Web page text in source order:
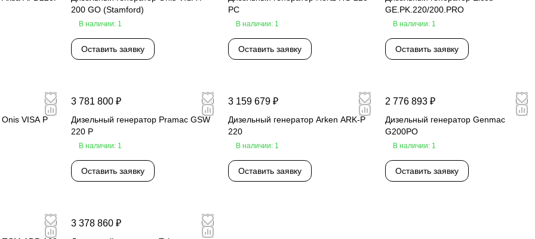
200 GO (Stamford)
В наличии: 1
Оставить заявку
PC
В наличии: 1
Оставить заявку
GE.PK.220/200.PRO
В наличии: 1
Оставить заявку
VISA P
3 781 800 ₽
Дизельный генератор Pramac GSW
220 P
В наличии: 1
Оставить заявку
3 159 679 ₽
Дизельный генератор Arken ARK-P
220
В наличии: 1
Оставить заявку
2 776 893 ₽
Дизельный генератор Genmac
G200PO
В наличии: 1
Оставить заявку
3 378 860 ₽